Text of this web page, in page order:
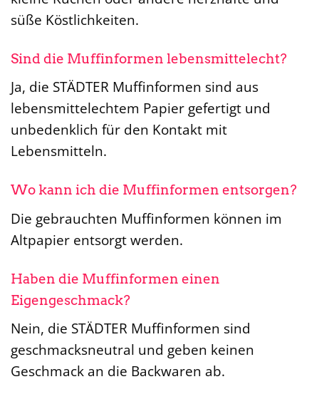
süße Köstlichkeiten.
Sind die Muffinformen lebensmittelecht?
Ja, die STÄDTER Muffinformen sind aus
lebensmittelechtem Papier gefertigt und
unbedenklich für den Kontakt mit
Lebensmitteln.
Wo kann ich die Muffinformen entsorgen?
Die gebrauchten Muffinformen können im
Altpapier entsorgt werden.
Haben die Muffinformen einen
Eigengeschmack?
Nein, die STÄDTER Muffinformen sind
geschmacksneutral und geben keinen
Geschmack an die Backwaren ab.